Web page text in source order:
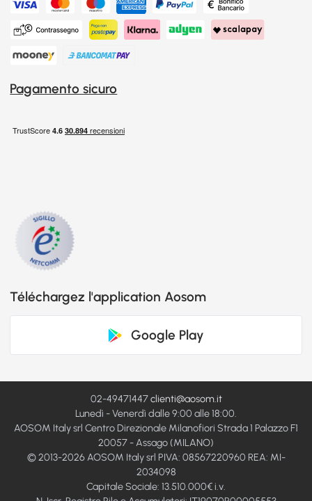
Pagamento sicuro
Téléchargez l'application Aosom
Google Play
02-49471447clienti@aosom.it
Lunedì - Venerdì dalle 9:00 alle 18:00.
AOSOM Italy srl Centro Direzionale Milanofiori Strada 1 Palazzo F1
20057 - Assago (MILANO)
© 2013-2026 AOSOM Italy srl PIVA: 08567220960 REA: MI-
2034098
Capitale Sociale: 13.510.000€ i.v.